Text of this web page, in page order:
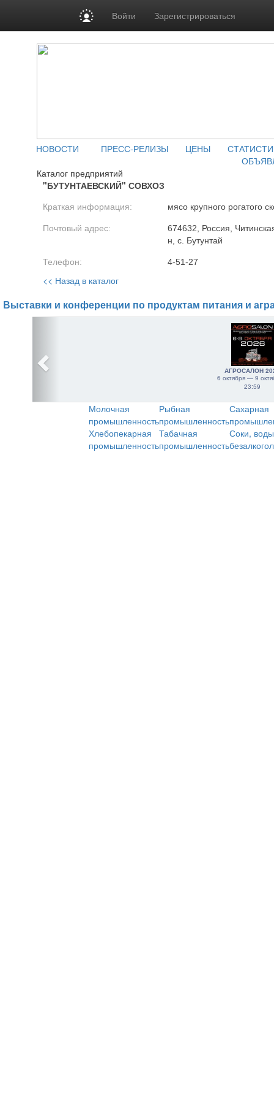
Войти Зарегистрироваться
НОВОСТИ ПРЕСС-РЕЛИЗЫ ЦЕНЫ
Каталог предприятий
"БУТУНТАЕВСКИЙ" СОВХОЗ
Краткая информация: мясо крупного рогатого
Почтовый адрес:
674632, Россия,
н, с. Бутунтай
Телефон: 4-51-27
<< Назад в каталог
Выставки и конференции по продуктам питания и
АГРОСАЛОН
6 октября — 9
23:59
Молочная
промышленность
Рыбная
промышленность
Сахарная
Хлебопекарная
промышленность
Табачная
промышленность
Соки,